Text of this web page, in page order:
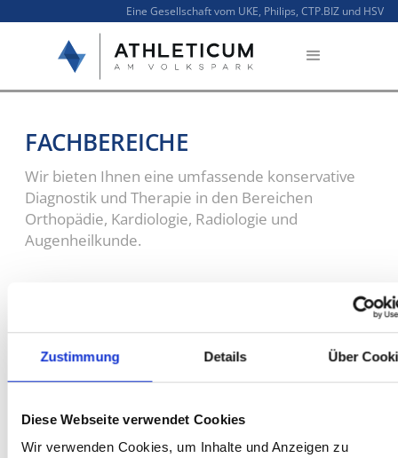
Zustimmung Details Über
Diese Webseite verwendet Cookies
Wir verwenden Cookies, um Inhalte und Anzeigen zu
Eine Gesellschaft vom UKE, Philips, CTP.BIZ und HSV
FACHBEREICHE
Wir bieten Ihnen eine umfassende konservative
Diagnostik und Therapie in den Bereichen
Orthopädie, Kardiologie, Radiologie und
Augenheilkunde.